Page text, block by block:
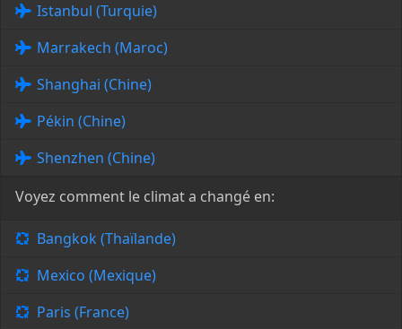
Istanbul (Turquie)
Marrakech (Maroc)
Shanghai (Chine)
Pékin (Chine)
Shenzhen (Chine)
Voyez comment le climat a changé en:
Bangkok (Thaïlande)
Mexico (Mexique)
Paris (France)